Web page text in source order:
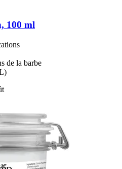
100 ml
de la barbe